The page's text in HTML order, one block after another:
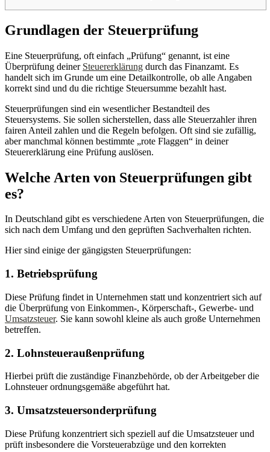
Grundlagen der Steuerprüfung
Eine Steuerprüfung, oft einfach „Prüfung“ genannt, ist eine
Überprüfung deiner Steuererklärung durch das Finanzamt. Es
handelt sich im Grunde um eine Detailkontrolle, ob alle Angaben
korrekt sind und du die richtige Steuersumme bezahlt hast.
Steuerprüfungen sind ein wesentlicher Bestandteil des
Steuersystems. Sie sollen sicherstellen, dass alle Steuerzahler ihren
fairen Anteil zahlen und die Regeln befolgen. Oft sind sie zufällig,
aber manchmal können bestimmte „rote Flaggen“ in deiner
Steuererklärung eine Prüfung auslösen.
Welche Arten von Steuerprüfungen gibt
es?
In Deutschland gibt es verschiedene Arten von Steuerprüfungen, die
sich nach dem Umfang und den geprüften Sachverhalten richten.
Hier sind einige der gängigsten Steuerprüfungen:
1. Betriebsprüfung
Diese Prüfung findet in Unternehmen statt und konzentriert sich auf
die Überprüfung von Einkommen-, Körperschaft-, Gewerbe- und
Umsatzsteuer. Sie kann sowohl kleine als auch große Unternehmen
betreffen.
2. Lohnsteueraußenprüfung
Hierbei prüft die zuständige Finanzbehörde, ob der Arbeitgeber die
Lohnsteuer ordnungsgemäße abgeführt hat.
3. Umsatzsteuersonderprüfung
Diese Prüfung konzentriert sich speziell auf die Umsatzsteuer und
prüft insbesondere die Vorsteuerabzüge und den korrekten